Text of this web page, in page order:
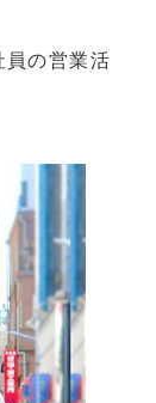
員の営業活